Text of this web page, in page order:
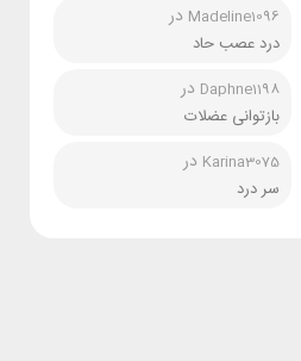
Madeline1096 در
درد عصب حاد
Daphne1198 در
بازتوانی عضلات
Karina3075 در
سر درد